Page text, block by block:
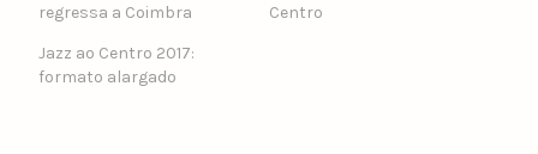
regressa a Coimbra
Centro
Jazz ao Centro 2017​:
formato alargado